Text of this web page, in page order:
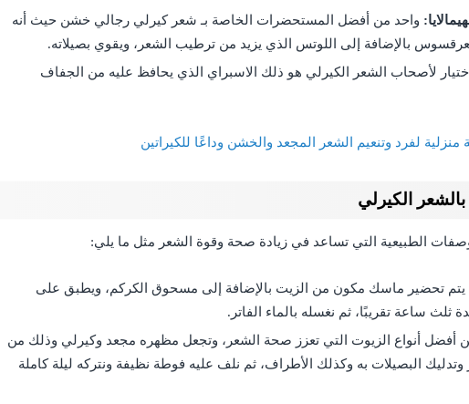
واحد من أفضل المستحضرات الخاصة بـ شعر كيرلي رجالي خشن حيث أنه
بالإضافة إلى اللوتس الذي يزيد من ترطيب الشعر، ويقوي بصيلاته.
لأصحاب الشعر الكيرلي هو ذلك الاسبراي الذي يحافظ عليه من الجفاف
لفرد وتنعيم الشعر المجعد والخشن وداعًا للكيراتين
الكيرلي
الطبيعية التي تساعد في زيادة صحة وقوة الشعر مثل ما يلي:
يتم تحضير ماسك مكون من الزيت بالإضافة إلى مسحوق الكركم، ويطبق على
ثلث ساعة تقريبًا، ثم نغسله بالماء الفاتر.
أفضل أنواع الزيوت التي تعزز صحة الشعر، وتجعل مظهره مجعد وكيرلي وذلك من
البصيلات به وكذلك الأطراف، ثم نلف عليه فوطة نظيفة ونتركه ليلة كاملة